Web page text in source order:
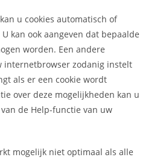
u cookies automatisch of
kan ook aangeven dat bepaalde
worden. Een andere
internetbrowser zodanig instelt
als er een cookie wordt
over deze mogelijkheden kan u
de Help-functie van uw
mogelijk niet optimaal als alle